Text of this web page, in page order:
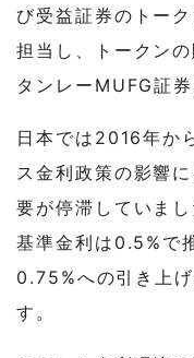
び受益証券のトー
担当し、トークン
タンレーMUFG証
日本では2016年か
ス金利政策の影響
要が停滞していま
基準金利は0.5%で
0.75%への引き上
す。